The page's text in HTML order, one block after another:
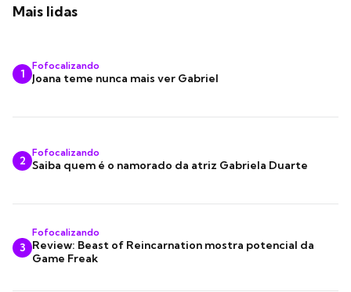
Mais lidas
1
Fofocalizando
Joana teme nunca mais ver Gabriel
2
Fofocalizando
Saiba quem é o namorado da atriz Gabriela Duarte
3
Fofocalizando
Review: Beast of Reincarnation mostra potencial da
Game Freak